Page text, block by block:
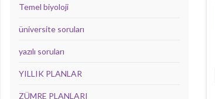
Temel biyoloji
üniversite soruları
yazılı soruları
YILLIK PLANLAR
ZÜMRE PLANLARI